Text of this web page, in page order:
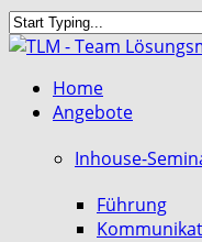
Skip
to
content
Close
search
MenuHome
Angebote
Inhouse-
Führung